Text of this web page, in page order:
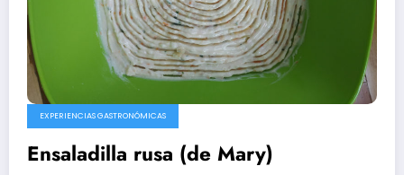
EXPERIENCIAS GASTRONÓMICAS
Ensaladilla rusa (de Mary)